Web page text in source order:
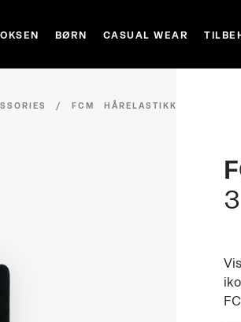
BØRN CASUAL WEAR
/FCM HÅRELASTIKKER 3